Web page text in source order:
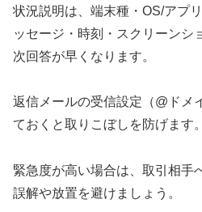
状況説明は、端末種・OS/アプ
ッセージ・時刻・スクリーンシ
次回答が早くなります。
返信メールの受信設定（@ドメ
ておくと取りこぼしを防げます。
緊急度が高い場合は、取引相手
誤解や放置を避けましょう。